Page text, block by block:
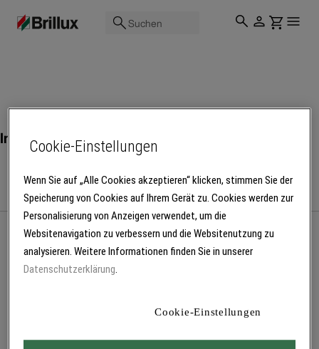
Suchen
Innenfarben
Mehr Produkte laden
Cookie-Einstellungen
Wenn Sie auf „Alle Cookies akzeptieren“ klicken, stimmen Sie der
Speicherung von Cookies auf Ihrem Gerät zu. Cookies werden zur
Personalisierung von Anzeigen verwendet, um die
Websitenavigation zu verbessern und die Websitenutzung zu
analysieren. Weitere Informationen finden Sie in unserer
Datenschutzerklärung.
Cookie-Einstellungen